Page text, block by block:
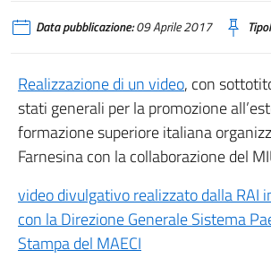
Data pubblicazione:09 Aprile 2017
Realizzazione di un video, con
stati generali per la promozione
formazione superiore italiana
Farnesina con la collaborazione del
video divulgativo realizzato dalla RAI
con la Direzione Generale Sistema
Stampa del MAECI